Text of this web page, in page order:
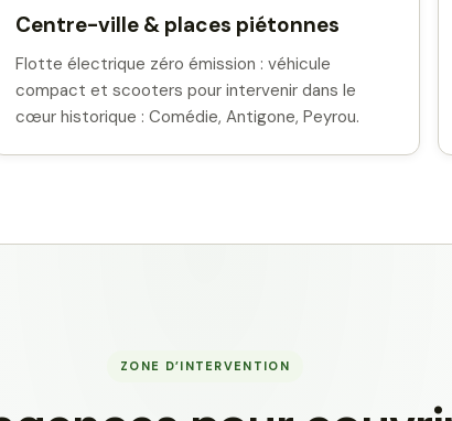
Centre-ville & places piétonnes
Flotte électrique zéro émission : véhicule
compact et scooters pour intervenir dans le
cœur historique : Comédie, Antigone, Peyrou.
ZONE D’INTERVENTION